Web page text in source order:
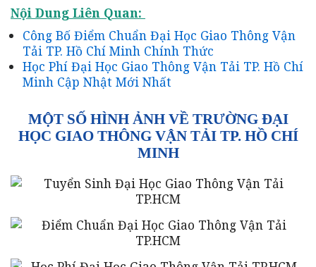
Nội Dung Liên Quan:
Công Bố Điểm Chuẩn Đại Học Giao Thông Vận
Tải TP. Hồ Chí Minh Chính Thức
Học Phí Đại Học Giao Thông Vận Tải TP. Hồ Chí
Minh Cập Nhật Mới Nhất
MỘT SỐ HÌNH ẢNH VỀ TRƯỜNG ĐẠI
HỌC GIAO THÔNG VẬN TẢI TP. HỒ CHÍ
MINH